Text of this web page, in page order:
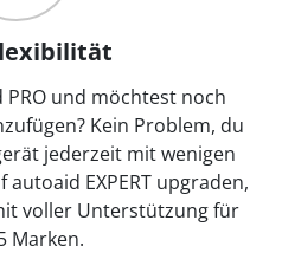
und möchtest noch
Kein Problem, du
jederzeit mit wenigen
EXPERT upgraden,
voller Unterstützung für
Marken.